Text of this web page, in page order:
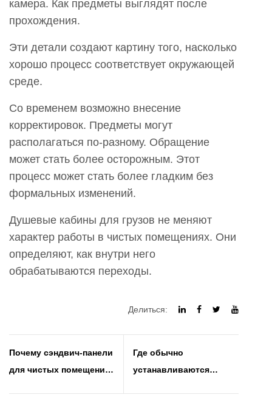
камера. Как предметы выглядят после
прохождения.
Эти детали создают картину того, насколько
хорошо процесс соответствует окружающей
среде.
Со временем возможно внесение
корректировок. Предметы могут
располагаться по-разному. Обращение
может стать более осторожным. Этот
процесс может стать более гладким без
формальных изменений.
Душевые кабины для грузов не меняют
характер работы в чистых помещениях. Они
определяют, как внутри него
обрабатываются переходы.
Делиться:
Почему сэндвич-панели
для чистых помещений
Где обычно
устанавливаются